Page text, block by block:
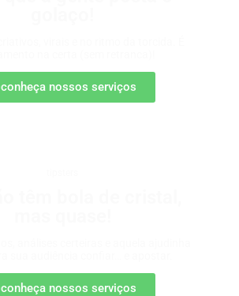
conheça nossos serviços
conheça nossos serviços